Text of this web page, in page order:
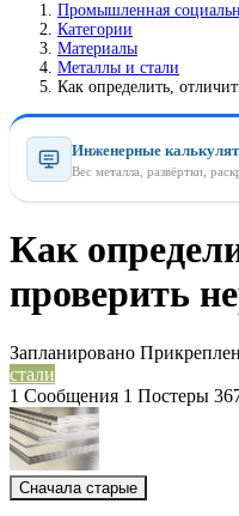
Промышленная
Категории
Материалы
Металлы и стали
Как определить,
Инженерные
Вес металла, развёртки,
Как
проверить
Запланировано
стали
1 Сообщения 1 Постеры
Сначала старые